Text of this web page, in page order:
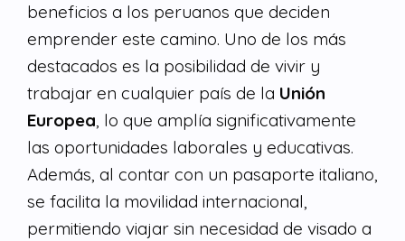
beneficios a los peruanos que deciden
emprender este camino. Uno de los más
destacados es la posibilidad de vivir y
trabajar en cualquier país de la Unión
Europea, lo que amplía significativamente
las oportunidades laborales y educativas.
Además, al contar con un pasaporte italiano,
se facilita la movilidad internacional,
permitiendo viajar sin necesidad de visado a